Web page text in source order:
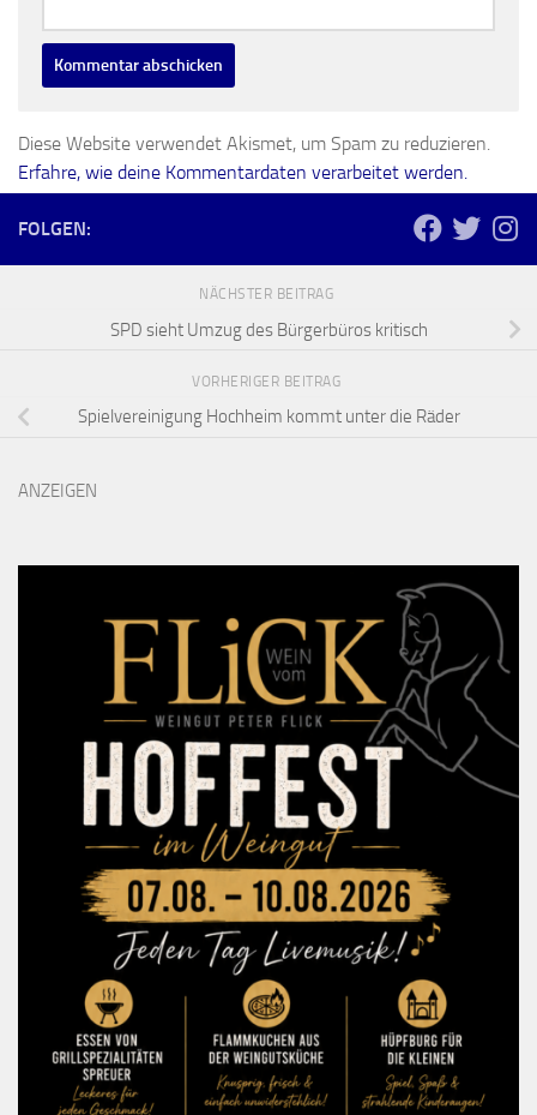
Diese Website verwendet Akismet, um Spam zu reduzieren.
Erfahre, wie deine Kommentardaten verarbeitet werden.
FOLGEN:
NÄCHSTER BEITRAG
SPD sieht Umzug des Bürgerbüros kritisch
VORHERIGER BEITRAG
Spielvereinigung Hochheim kommt unter die Räder
ANZEIGEN